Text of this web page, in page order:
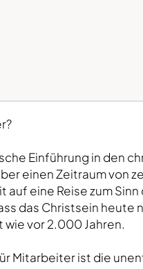
Einführung in den
einen Zeitraum von
auf eine Reise zum
das Christsein heute
vor 2.000 Jahren.
Mitarbeiter ist die